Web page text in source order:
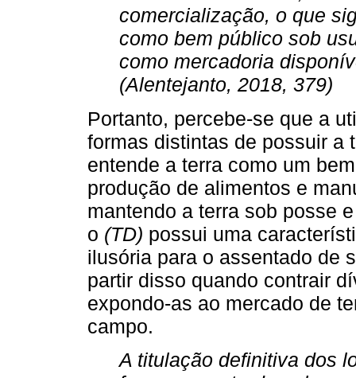
comercialização, o que
como bem público sob
como mercadoria
(Alentejanto, 2018, 379)
Portanto, percebe-se que a
formas distintas de possuir a
entende a terra como um
produção de alimentos e
mantendo a terra sob posse
o (TD) possui uma
ilusória para o assentado de
partir disso quando contrair
expondo-as ao mercado de
campo.
A titulação definitiva dos